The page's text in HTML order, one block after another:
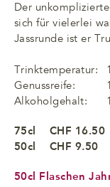
Der
sich für vielerlei
Jassrunde ist er
Trinktemperatur:
Genussreife:
Alkoholgehalt:
75cl
CHF 16.50
50cl
CHF 9.50
50cl Flaschen